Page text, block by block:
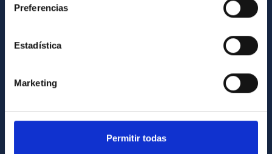
Preferencias
Estadística
Marketing
Permitir todas
Directorio de personal
Registro general
INFORMACIÓN INSTITUCIONAL
Transparencia
Código ético y política antifraude